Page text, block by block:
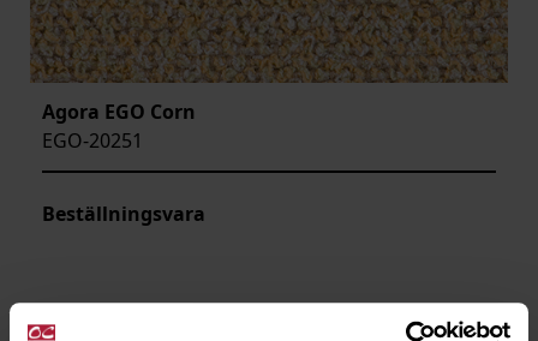
Agora EGO Corn
EGO-20251
Beställningsvara